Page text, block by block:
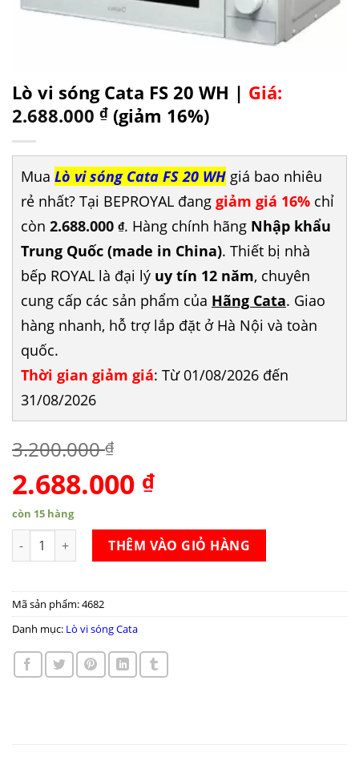
Lò vi sóng Cata FS 20 WH | Giá:
2.688.000 ₫ (giảm 16%)
Mua Lò vi sóng Cata FS 20 WH giá bao nhiêu
rẻ nhất? Tại BEPROYAL đang giảm giá 16% chỉ
còn 2.688.000 ₫. Hàng chính hãng Nhập khẩu
Trung Quốc (made in China). Thiết bị nhà
bếp ROYAL là đại lý uy tín 12 năm, chuyên
cung cấp các sản phẩm của Hãng Cata. Giao
hàng nhanh, hỗ trợ lắp đặt ở Hà Nội và toàn
quốc.
Thời gian giảm giá: Từ 01/08/2026 đến
31/08/2026
3.200.000₫
Giá
gốc
là:
3.200.000 ₫.
2.688.000 ₫Giá
là:
2.688.000 ₫.
còn 15 hàng
Lò vi sóng Cata FS 20 WH số lượng
THÊM VÀO GIỎ HÀNG
Mã sản phẩm:4682
Danh mục: Lò vi sóng Cata